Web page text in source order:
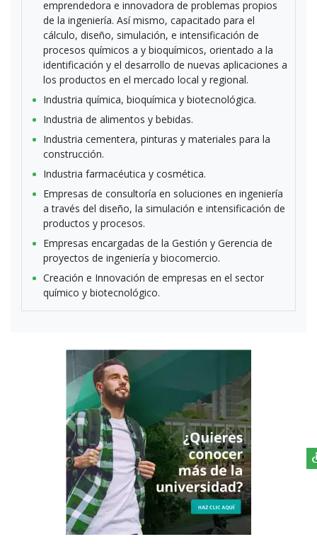
emprendedora e innovadora de problemas propios
de la ingeniería. Así mismo, capacitado para el
cálculo, diseño, simulación, e intensificación de
procesos químicos a y bioquímicos, orientado a la
identificación y el desarrollo de nuevas aplicaciones a
los productos en el mercado local y regional.
Industria química, bioquímica y biotecnológica.
Industria de alimentos y bebidas.
Industria cementera, pinturas y materiales para la
construcción.
Industria farmacéutica y cosmética.
Empresas de consultoría en soluciones en ingeniería
a través del diseño, la simulación e intensificación de
productos y procesos.
Empresas encargadas de la Gestión y Gerencia de
proyectos de ingeniería y biocomercio.
Creación e Innovación de empresas en el sector
químico y biotecnológico.